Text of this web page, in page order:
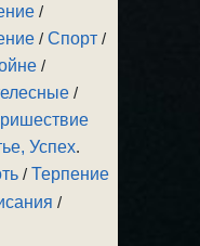
/
/Спорт /
/
/
Успех.
/Терпение
/